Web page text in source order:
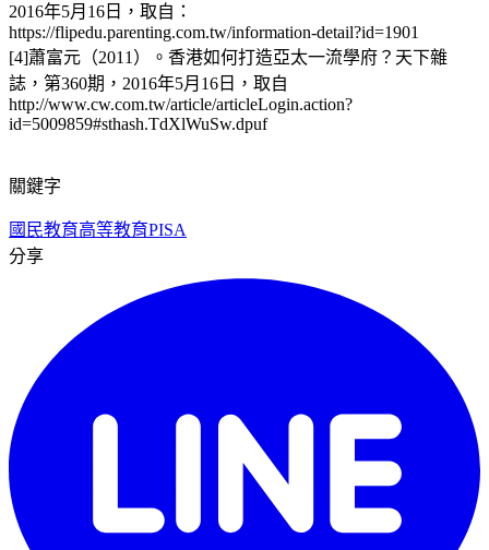
2016年5月16日，取自：
https://flipedu.parenting.com.tw/information-detail?id=1901
[4]蕭富元（2011）。香港如何打造亞太一流學府？天下雜
誌，第360期，2016年5月16日，取自
http://www.cw.com.tw/article/articleLogin.action?
id=5009859#sthash.TdXlWuSw.dpuf
關鍵字
國民教育高等教育PISA
分享